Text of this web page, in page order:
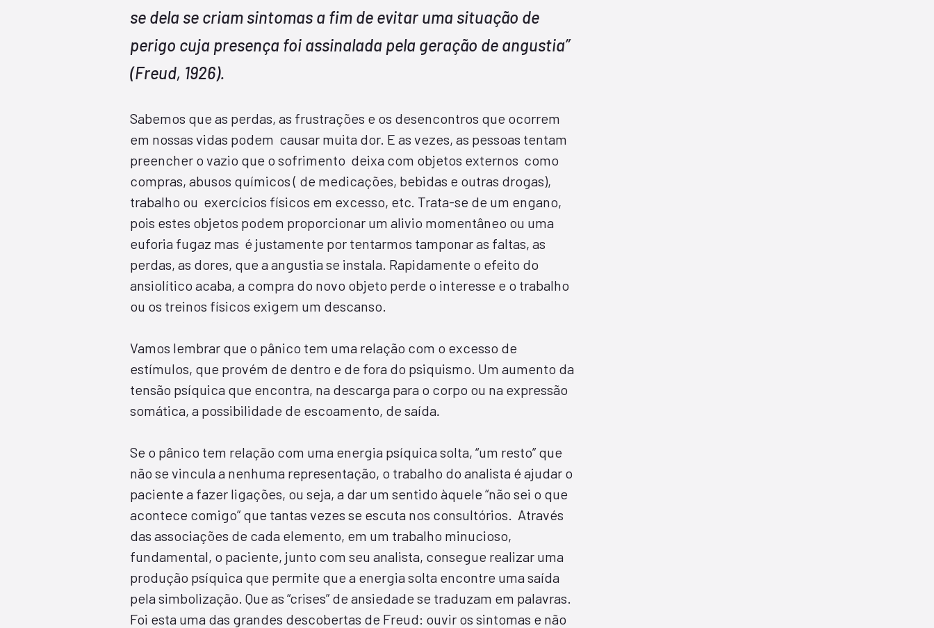
se dela se criam sintomas a fim de evitar uma situação de
perigo cuja presença foi assinalada pela geração de angustia”
(Freud, 1926).
Sabemos que as perdas, as frustrações e os desencontros que ocorrem
em nossas vidas podem causar muita dor. E as vezes, as pessoas tentam
preencher o vazio que o sofrimento deixa com objetos externos como
compras, abusos químicos ( de medicações, bebidas e outras drogas),
trabalho ou exercícios físicos em excesso, etc. Trata-se de um engano,
pois estes objetos podem proporcionar um alivio momentâneo ou uma
euforia fugaz mas é justamente por tentarmos tamponar as faltas, as
perdas, as dores, que a angustia se instala. Rapidamente o efeito do
ansiolítico acaba, a compra do novo objeto perde o interesse e o trabalho
ou os treinos físicos exigem um descanso.
Vamos lembrar que o pânico tem uma relação com o excesso de
estímulos, que provém de dentro e de fora do psiquismo. Um aumento da
tensão psíquica que encontra, na descarga para o corpo ou na expressão
somática, a possibilidade de escoamento, de saída.
Se o pânico tem relação com uma energia psíquica solta, “um resto” que
não se vincula a nenhuma representação, o trabalho do analista é ajudar o
paciente a fazer ligações, ou seja, a dar um sentido àquele “não sei o que
acontece comigo” que tantas vezes se escuta nos consultórios. Através
das associações de cada elemento, em um trabalho minucioso,
fundamental, o paciente, junto com seu analista, consegue realizar uma
produção psíquica que permite que a energia solta encontre uma saída
pela simbolização. Que as “crises” de ansiedade se traduzam em palavras.
Foi esta uma das grandes descobertas de Freud: ouvir os sintomas e não